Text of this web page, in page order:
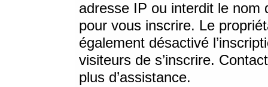
adresse IP ou interdit le nom
pour vous inscrire. Le
également désactivé
visiteurs de s’inscrire.
plus d’assistance.